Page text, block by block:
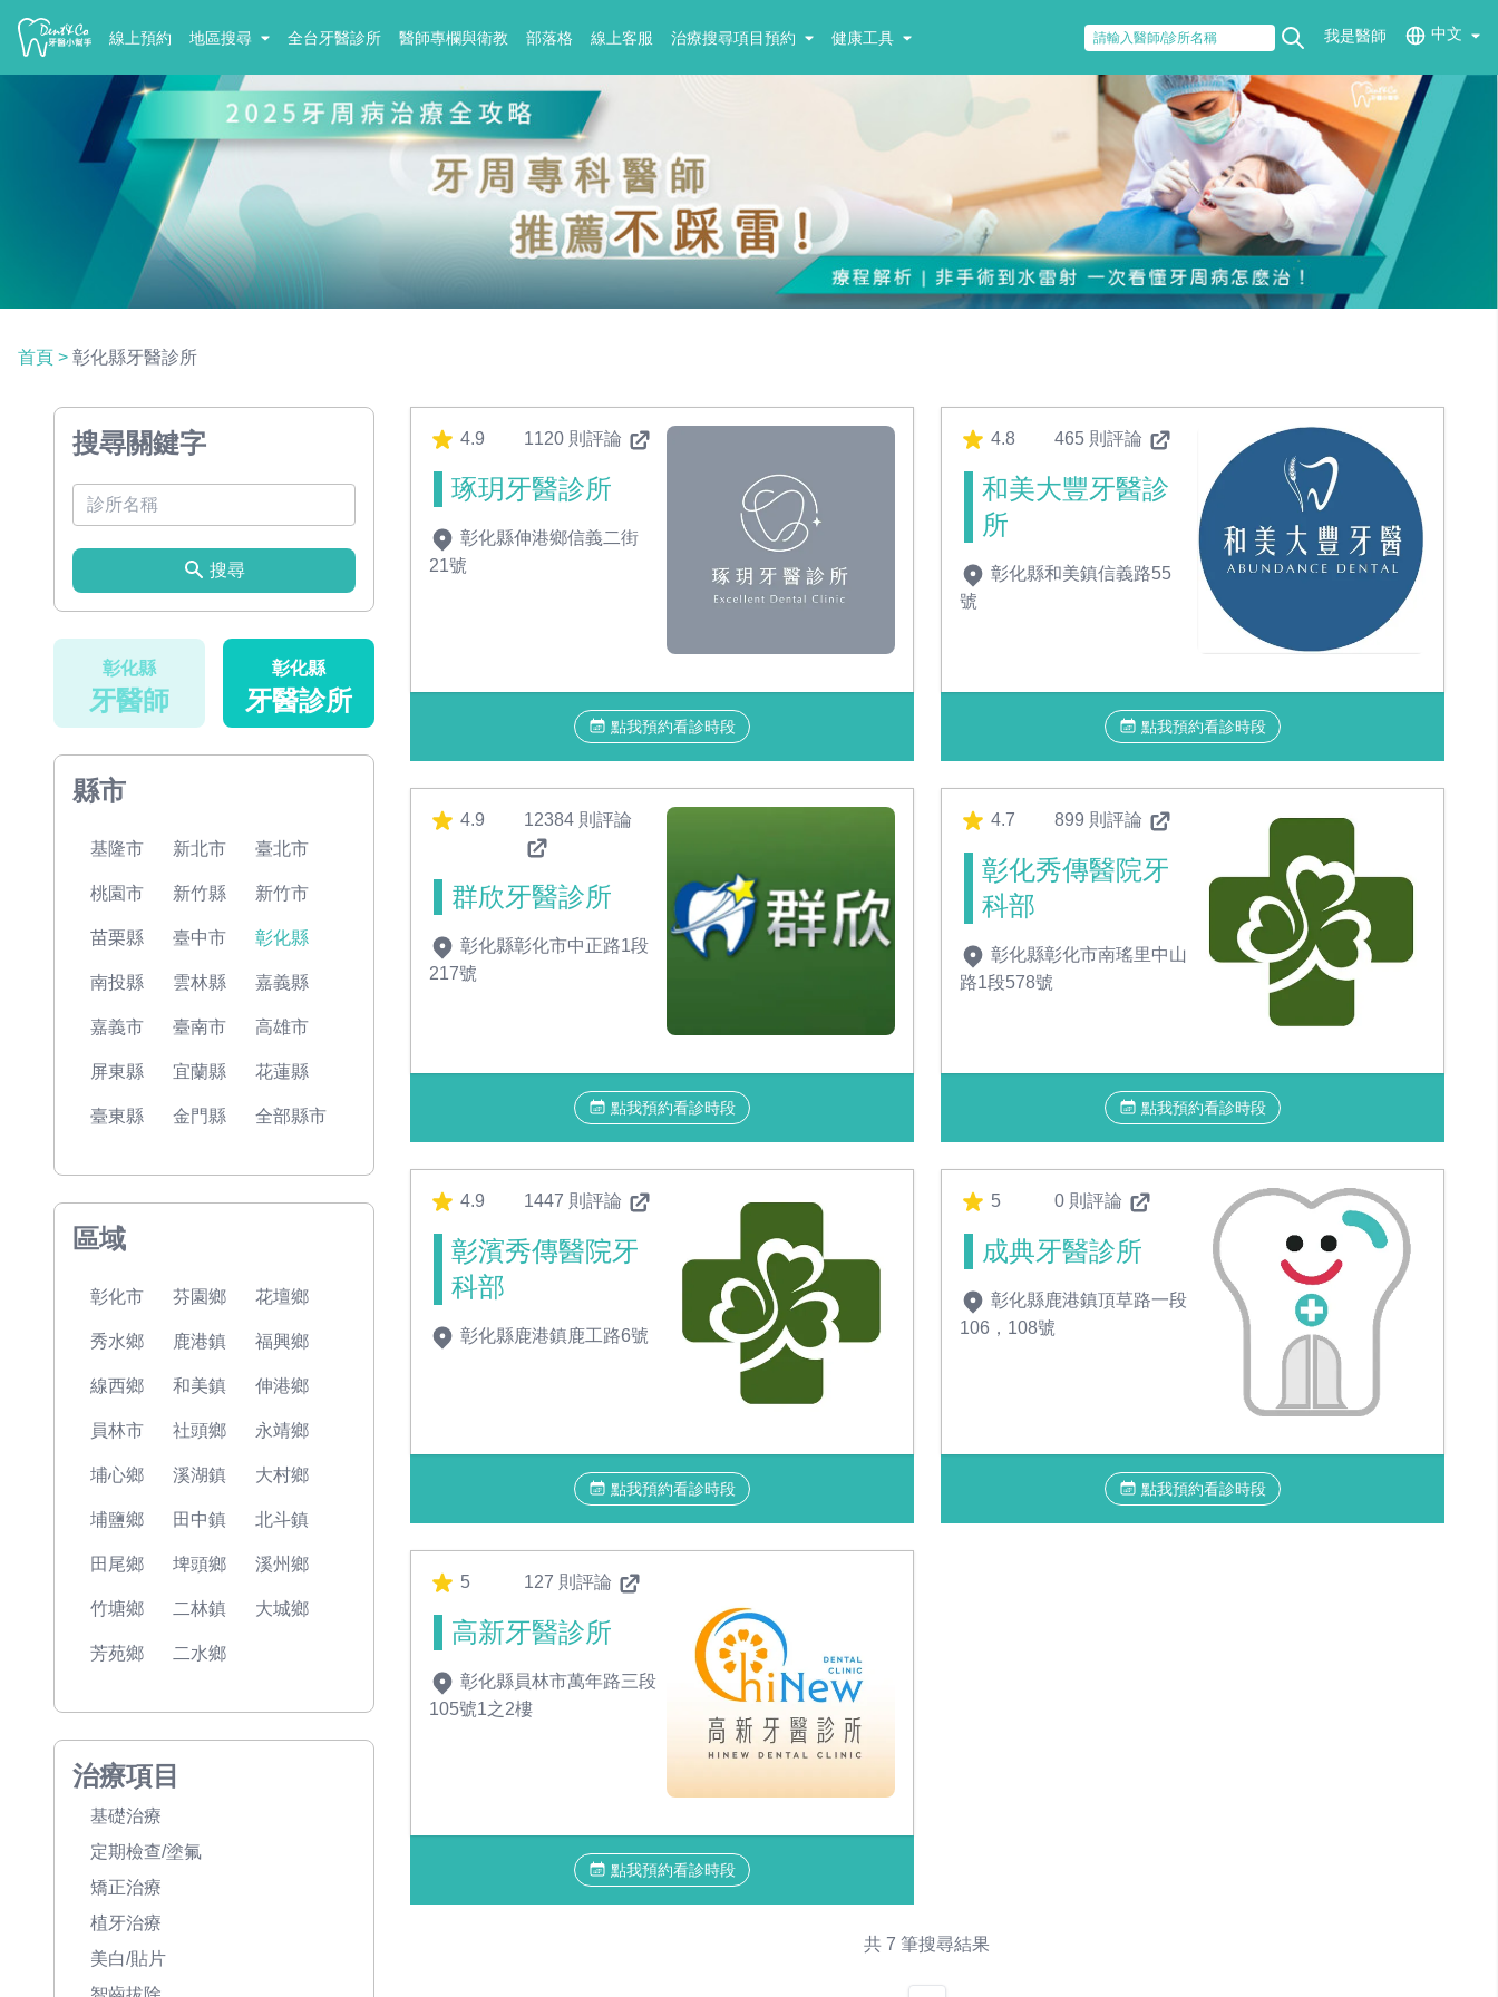
線上預約 地區搜尋 全台牙醫診所 醫師專欄與衛教 部落格 線上客服 治療搜尋項目預約 健康工具 我是醫師 中文
首頁 > 彰化縣牙醫診所
搜尋關鍵字
搜尋
彰化縣
牙醫師
彰化縣
牙醫診所
縣市
基隆市 新北市 臺北市
桃園市 新竹縣 新竹市
苗栗縣 臺中市 彰化縣
南投縣 雲林縣 嘉義縣
嘉義市 臺南市 高雄市
屏東縣 宜蘭縣 花蓮縣
臺東縣 金門縣 全部縣市
區域
彰化市 芬園鄉 花壇鄉
秀水鄉 鹿港鎮 福興鄉
線西鄉 和美鎮 伸港鄉
員林市 社頭鄉 永靖鄉
埔心鄉 溪湖鎮 大村鄉
埔鹽鄉 田中鎮 北斗鎮
田尾鄉 埤頭鄉 溪州鄉
竹塘鄉 二林鎮 大城鄉
芳苑鄉 二水鄉
治療項目
基礎治療
定期檢查/塗氟
矯正治療
植牙治療
美白/貼片
4.9 1120 則評論
琢玥牙醫診所
彰化縣伸港鄉信義二街
21號
點我預約看診時段
4.8 465 則評論
和美大豐牙醫診
所
彰化縣和美鎮信義路55
號
點我預約看診時段
4.9 12384 則評論
群欣牙醫診所
彰化縣彰化市中正路1段
217號
點我預約看診時段
4.7 899 則評論
彰化秀傳醫院牙
科部
彰化縣彰化市南瑤里中山
路1段578號
點我預約看診時段
4.9 1447 則評論
彰濱秀傳醫院牙
科部
彰化縣鹿港鎮鹿工路6號
點我預約看診時段
5 0 則評論
成典牙醫診所
彰化縣鹿港鎮頂草路一段
106，108號
點我預約看診時段
5 127 則評論
高新牙醫診所
彰化縣員林市萬年路三段
105號1之2樓
點我預約看診時段
共 7 筆搜尋結果